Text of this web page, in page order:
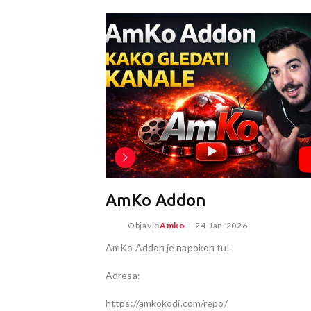
AmKo Addon
ObjavioAmko -- 24-Jan-2026
AmKo Addon je napokon tu!
Adresa:
https://amkokodi.com/repo/